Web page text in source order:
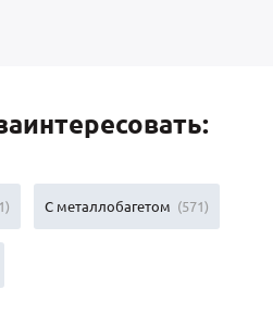
С металлобагетом (571)